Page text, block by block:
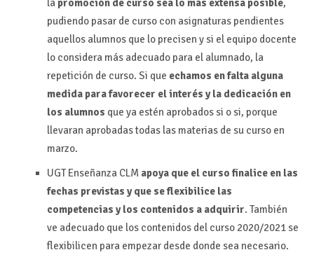
la promoción de curso sea lo más extensa posible,
pudiendo pasar de curso con asignaturas pendientes
aquellos alumnos que lo precisen y si el equipo docente
lo considera más adecuado para el alumnado, la
repetición de curso. Si que echamos en falta alguna
medida para favorecer el interés y la dedicación en
los alumnos que ya estén aprobados si o si, porque
llevaran aprobadas todas las materias de su curso en
marzo.
UGT Enseñanza CLM apoya que el curso finalice en las
fechas previstas y que se flexibilice las
competencias y los contenidos a adquirir. También
ve adecuado que los contenidos del curso 2020/2021 se
flexibilicen para empezar desde donde sea necesario.